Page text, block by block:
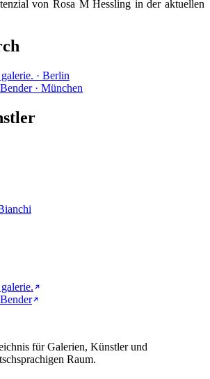
von Rosa M Hessling in der aktuellen
· Berlin
· München
für Galerien, Künstler und
Raum.